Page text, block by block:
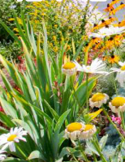
4
5
6
7